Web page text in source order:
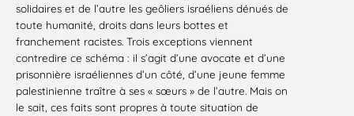
solidaires et de l’autre les geôliers israéliens dénués de
toute humanité, droits dans leurs bottes et
franchement racistes. Trois exceptions viennent
contredire ce schéma : il s’agit d’une avocate et d’une
prisonnière israéliennes d’un côté, d’une jeune femme
palestinienne traître à ses « sœurs » de l’autre. Mais on
le sait, ces faits sont propres à toute situation de